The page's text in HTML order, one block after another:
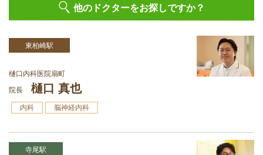
他のドクターをお探しですか？
東柏崎駅
樋󠄀口内科医院扇町
院長
樋󠄀口 真也
内科 脳神経内科
寺尾駅